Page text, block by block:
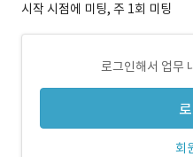
시작 시점에 미팅, 주 1회 미팅
로그인해서 업무
회